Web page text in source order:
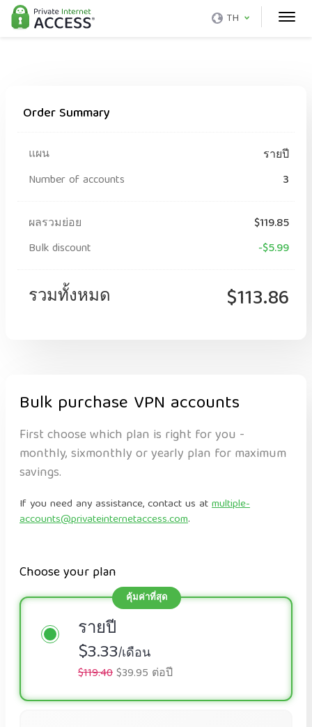
TH
Order Summary
แผน
รายปี
Number of accounts
3
ผลรวมย่อย
$119.85
Bulk discount
-$5.99
รวมทั้งหมด $113.86
Bulk purchase VPN accounts
First choose which plan is right for you -
monthly, sixmonthly or yearly plan for maximum
savings.
If you need any assistance, contact us atmultiple-
accounts@privateinternetaccess.com.
Choose your plan
รายปี
$3.33/เดือน
$119.40$39.95 ต่อปี